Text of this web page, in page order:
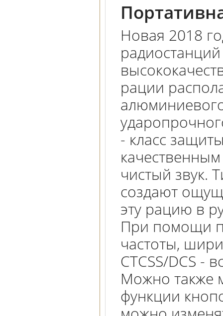
Новая 2018
рации
- класс
чистый звук.
создают
эту рацию в
При помощи
частоты,
CTCSS/DCS -
Можно также
функции